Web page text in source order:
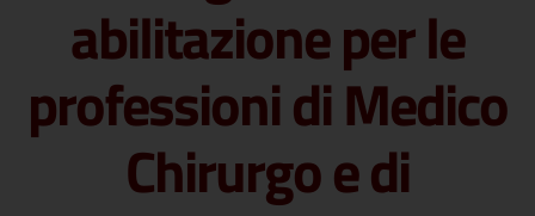
abilitazione per le
professioni di Medico
Chirurgo e di